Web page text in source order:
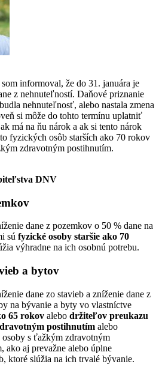
informoval, že do 31. januára je
z nehnuteľností. Daňové priznanie
nehnuteľnosť, alebo nastala zmena
si môže do tohto termínu uplatniť
má na ňu nárok a ak si tento nárok
fyzických osôb starších ako 70 rokov
zdravotným postihnutím.
DNV
dane z pozemkov o 50 % dane na
sú fyzické osoby staršie ako 70
výhradne na ich osobnú potrebu.
a bytov
dane zo stavieb a zníženie dane z
na bývanie a byty vo vlastníctve
65 rokov alebo držiteľov preukazu
postihnutím alebo
s ťažkým zdravotným
ako aj prevažne alebo úplne
ktoré slúžia na ich trvalé bývanie.